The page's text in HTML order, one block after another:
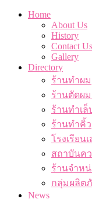
Home
About Us
History
Contact Us
Gallery
Directory
ร้านทำผม
ร้านตัดผ
ร้านทำเล็
ร้านทำคิ้ว
โรงเรียน
สถาบันค
ร้านจำห
กลุ่มผลิต
News